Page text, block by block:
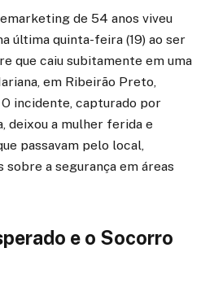
de 54 anos viveu
última quinta-feira (19) ao ser
que caiu subitamente em uma
em Ribeirão Preto,
incidente, capturado por
deixou a mulher ferida e
passavam pelo local,
sobre a segurança em áreas
e o Socorro